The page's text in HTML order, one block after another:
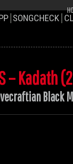
SONGCHECK
– Kadath
Black